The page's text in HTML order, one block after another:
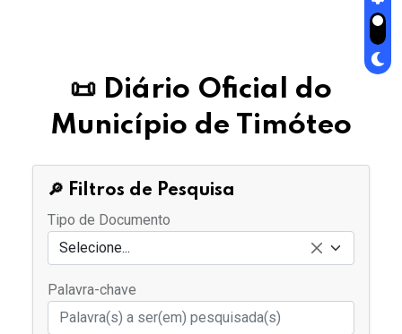
📜 Diário Oficial do
Município de Timóteo
🔎 Filtros de Pesquisa
Tipo de Documento
Selecione...
Palavra-chave